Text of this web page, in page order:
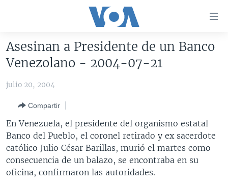
accesibilidad
contenido
principal
Salte
navegador
principal
Salte
búsqueda
AMÉRICA DEL NORTE
MÉXICO
HAITÍ
ELECCIONES EEUU
VOTO DIVIDIDO
VOA VERIFICA
VOA VERIFICA UCRANIA/RUSIA
VOA VERIFICA INMIGRACIÓN
VOA VERIFICA AMÉRICA LATINA
AMÉRICA LATINA
ARGENTINA
BOLIVIA
COLOMBIA
CHINA EN AMÉRICA LATINA
CENTROAMÉRICA
COSTA RICA
OTRAS SECCIONES
Asesinan a Presidente de un Banco
Venezolano - 2004-07-21
julio 20, 2004
Compartir
En Venezuela, el presidente del organismo estatal
Banco del Pueblo, el coronel retirado y ex sacerdote
católico Julio César Barillas, murió el martes como
consecuencia de un balazo, se encontraba en su
oficina, confirmaron las autoridades.